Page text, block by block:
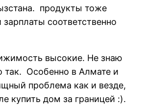
продукты тоже
соответственно
высокие. Не знаю
так. Особенно в Алмате и
проблема как и везде,
купить дом за границей :).